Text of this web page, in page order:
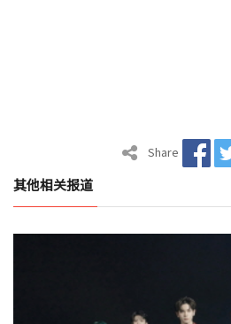
Share
其他相关报道